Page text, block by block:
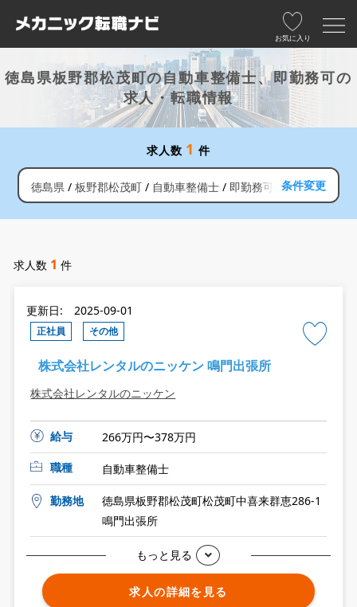
お気に入り
徳島県板野郡松茂町の自動車整備士、即勤務可の
求人・転職情報
求人数 1 件
徳島県 板野郡松茂町 自動車整備士 即勤務可 条件変更
求人数 1 件
更新日: 2025-09-01
正社員 その他
株式会社レンタルのニッケン 鳴門出張所
株式会社レンタルのニッケン
給与
266万円〜378万円
職種
自動車整備士
勤務地
徳島県板野郡松茂町松茂町中喜来群恵286-1
鳴門出張所
もっと見る
求人の詳細を見る